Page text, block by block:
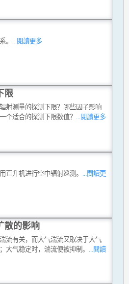
。 ...閱讀更多
限
射测量的探测下限？哪些因子影响
个适合的探测下限数值？ ...閱讀更多
直升机进行空中辐射巡测。 ...閱讀更
散的影响
流有关，而大气湍流又取决于大气
大气稳定时，湍流便被抑制。
...閱讀